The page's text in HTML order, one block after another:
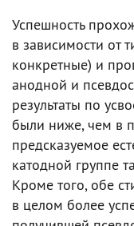
Успешность
в зависимости от
конкретные) и
анодной и
результаты по
были ниже, чем в
предсказуемое
катодной группе
Кроме того, обе
в целом более